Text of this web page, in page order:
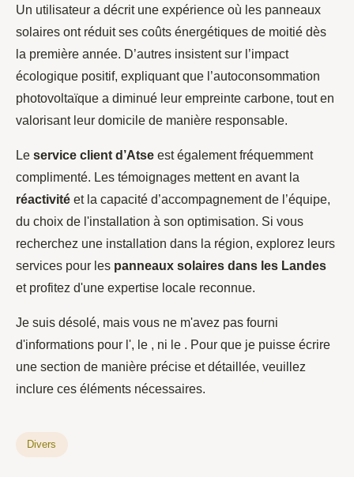
Un utilisateur a décrit une expérience où les panneaux
solaires ont réduit ses coûts énergétiques de moitié dès
la première année. D’autres insistent sur l’impact
écologique positif, expliquant que l’autoconsommation
photovoltaïque a diminué leur empreinte carbone, tout en
valorisant leur domicile de manière responsable.
Le service client d’Atse est également fréquemment
complimenté. Les témoignages mettent en avant la
réactivité et la capacité d’accompagnement de l’équipe,
du choix de l'installation à son optimisation. Si vous
recherchez une installation dans la région, explorez leurs
services pour les panneaux solaires dans les Landes
et profitez d'une expertise locale reconnue.
Je suis désolé, mais vous ne m'avez pas fourni
d'informations pour l', le , ni le . Pour que je puisse écrire
une section de manière précise et détaillée, veuillez
inclure ces éléments nécessaires.
Divers